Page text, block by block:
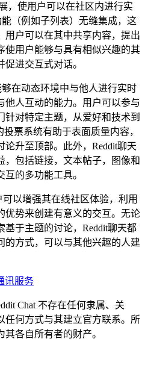
，使用户可以在社区内进行实
（例如子列表）无缝集成，这
用户可以在其中共享内容，提出
使用户能够与具有相似兴趣的其
进交互式对话。
在动态环境中与他人进行实时
他人互动的能力。用户可以参与
对特定主题，从爱好和技术到
票系统有助于表面质量内容，
升至顶部。此外，Reddit聊天
，包括链接，文本帖子，图像和
的多功能工具。
以增强其在线社区体验，利用
优势来创建有意义的交互。无论
于主题的讨论，Reddit聊天都
的方式，可以与其他兴趣的人建
讯服务
Chat 不存在任何隶属、关
任何方式与其建立官方联系。所
各自所有者的财产。